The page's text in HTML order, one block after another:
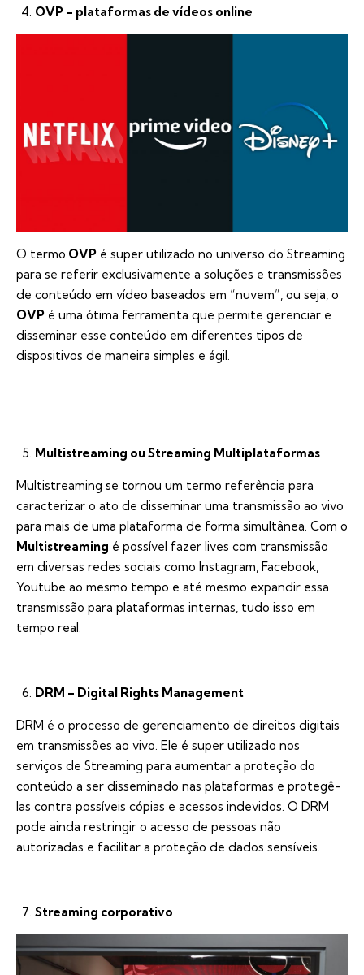
OVP – plataformas de vídeos online
O termo OVP é super utilizado no universo do Streaming
para se referir exclusivamente a soluções e transmissões
de conteúdo em vídeo baseados em “nuvem”, ou seja, o
OVP é uma ótima ferramenta que permite gerenciar e
disseminar esse conteúdo em diferentes tipos de
dispositivos de maneira simples e ágil.
Multistreaming ou Streaming Multiplataformas
Multistreaming se tornou um termo referência para
caracterizar o ato de disseminar uma transmissão ao vivo
para mais de uma plataforma de forma simultânea. Com o
Multistreaming é possível fazer lives com transmissão
em diversas redes sociais como Instagram, Facebook,
Youtube ao mesmo tempo e até mesmo expandir essa
transmissão para plataformas internas, tudo isso em
tempo real.
DRM – Digital Rights Management
DRM é o processo de gerenciamento de direitos digitais
em transmissões ao vivo. Ele é super utilizado nos
serviços de Streaming para aumentar a proteção do
conteúdo a ser disseminado nas plataformas e protegê-
las contra possíveis cópias e acessos indevidos. O DRM
pode ainda restringir o acesso de pessoas não
autorizadas e facilitar a proteção de dados sensíveis.
Streaming corporativo